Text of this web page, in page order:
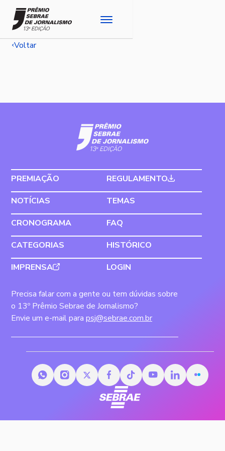
Voltar
PREMIAÇÃO
REGULAMENTO
NOTÍCIAS
TEMAS
CRONOGRAMA
FAQ
CATEGORIAS
HISTÓRICO
IMPRENSA
LOGIN
Precisa falar com a gente ou tem dúvidas sobre
o 13º Prêmio Sebrae de Jornalismo?
Envie um e-mail para psj@sebrae.com.br